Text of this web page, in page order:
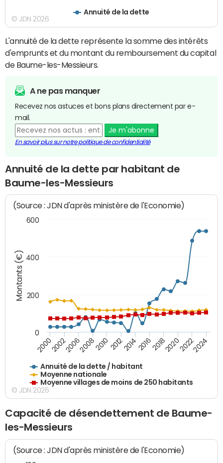
Annuité de la dette
© JDN 2026
L'annuité de la dette représente la somme des intérêts
d'emprunts et du montant du remboursement du capital
de Baume-les-Messieurs.
A ne pas manquer
Recevez nos astuces et bons plans directement par e-
mail.
Je m'abonne
En savoir plus sur notre politique de confidentialité
Annuité de la dette par habitant de
Baume-les-Messieurs
Montants (€)
(Source : JDN d'après ministère de l'Economie)
Annuité de la dette / habitant
Moyenne nationale
Moyenne villages de moins de 250 habitants
20002002200620082010 2012201420162018202020222024
0
200
400
600
© JDN 2026
Capacité de désendettement de Baume-
les-Messieurs
(Source : JDN d'après ministère de l'Economie)